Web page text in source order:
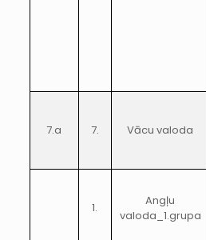
7.a 7. Vācu valoda
1.
Angļu
valoda_1.grupa